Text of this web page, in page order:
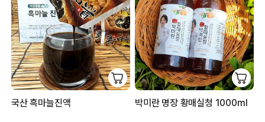
국산 흑마늘진액 박미란 명장 황매실청 1000ml